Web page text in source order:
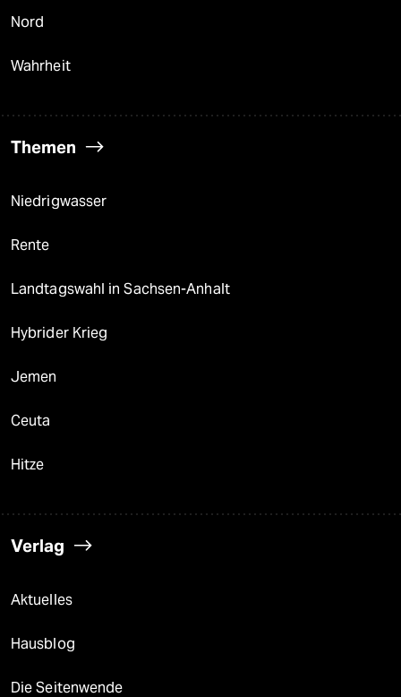
Nord
Wahrheit
Themen
Niedrigwasser
Rente
Landtagswahl in Sachsen-Anhalt
Hybrider Krieg
Jemen
Ceuta
Hitze
Verlag
Aktuelles
Hausblog
Die Seitenwende